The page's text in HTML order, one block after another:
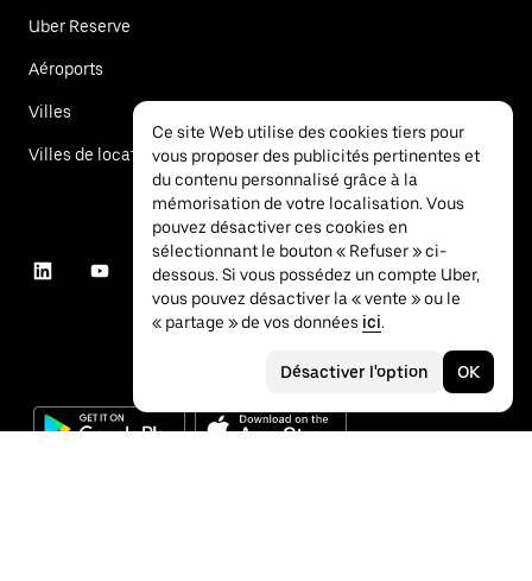
Uber Reserve
Aéroports
Villes
Villes de location de voitures
Ce site Web utilise des cookies tiers pour
vous proposer des publicités pertinentes et
du contenu personnalisé grâce à la
mémorisation de votre localisation. Vous
pouvez désactiver ces cookies en
sélectionnant le bouton « Refuser » ci-
dessous. Si vous possédez un compte Uber,
vous pouvez désactiver la « vente » ou le
« partage » de vos données ici.
Désactiver l'option OK